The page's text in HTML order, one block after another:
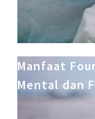
Manfaat
Mental dan